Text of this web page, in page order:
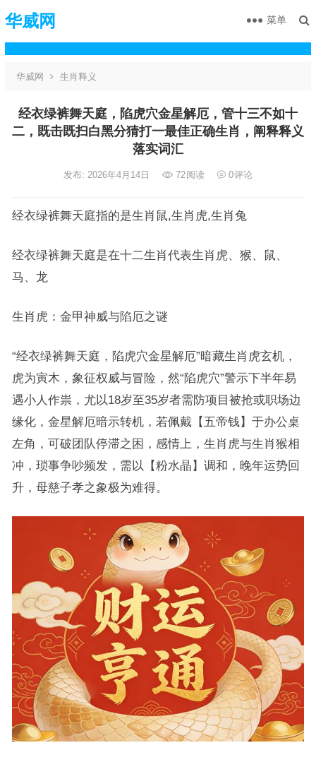
华威网 菜单
华威网 生肖释义
经衣绿裤舞天庭，陷虎穴金星解厄，管十三不如十
二，既击既扫白黑分猜打一最佳正确生肖，阐释释义
落实词汇
发布: 2026年4月14日 72阅读 0评论
经衣绿裤舞天庭指的是生肖鼠,生肖虎,生肖兔
经衣绿裤舞天庭是在十二生肖代表生肖虎、猴、鼠、
马、龙
生肖虎：金甲神威与陷厄之谜
“经衣绿裤舞天庭，陷虎穴金星解厄”暗藏生肖虎玄机，
虎为寅木，象征权威与冒险，然“陷虎穴”警示下半年易
遇小人作祟，尤以18岁至35岁者需防项目被抢或职场边
缘化，金星解厄暗示转机，若佩戴【五帝钱】于办公桌
左角，可破团队停滞之困，感情上，生肖虎与生肖猴相
冲，琐事争吵频发，需以【粉水晶】调和，晚年运势回
升，母慈子孝之象极为难得。